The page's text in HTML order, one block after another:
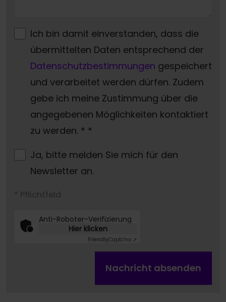
Ich bin damit einverstanden, dass die
übermittelten Daten entsprechend der
Datenschutzbestimmungen gespeichert
und verarbeitet werden dürfen. Zudem
gebe ich meine Zustimmung über die
angegebenen Möglichkeiten kontaktiert
zu werden. * *
Ja, bitte melden Sie mich für den
Newsletter an.
* Pflichtfeld
Anti-Roboter-Verifizierung
Hier klicken
FriendlyCaptcha ⇗
Nachricht absenden